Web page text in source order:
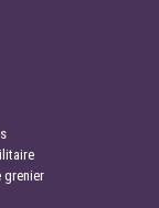
grenier